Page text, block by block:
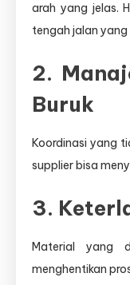
arah yang jelas.
tengah jalan
2.
Buruk
Koordinasi yang
supplier bisa
3.
Material yang
menghentikan